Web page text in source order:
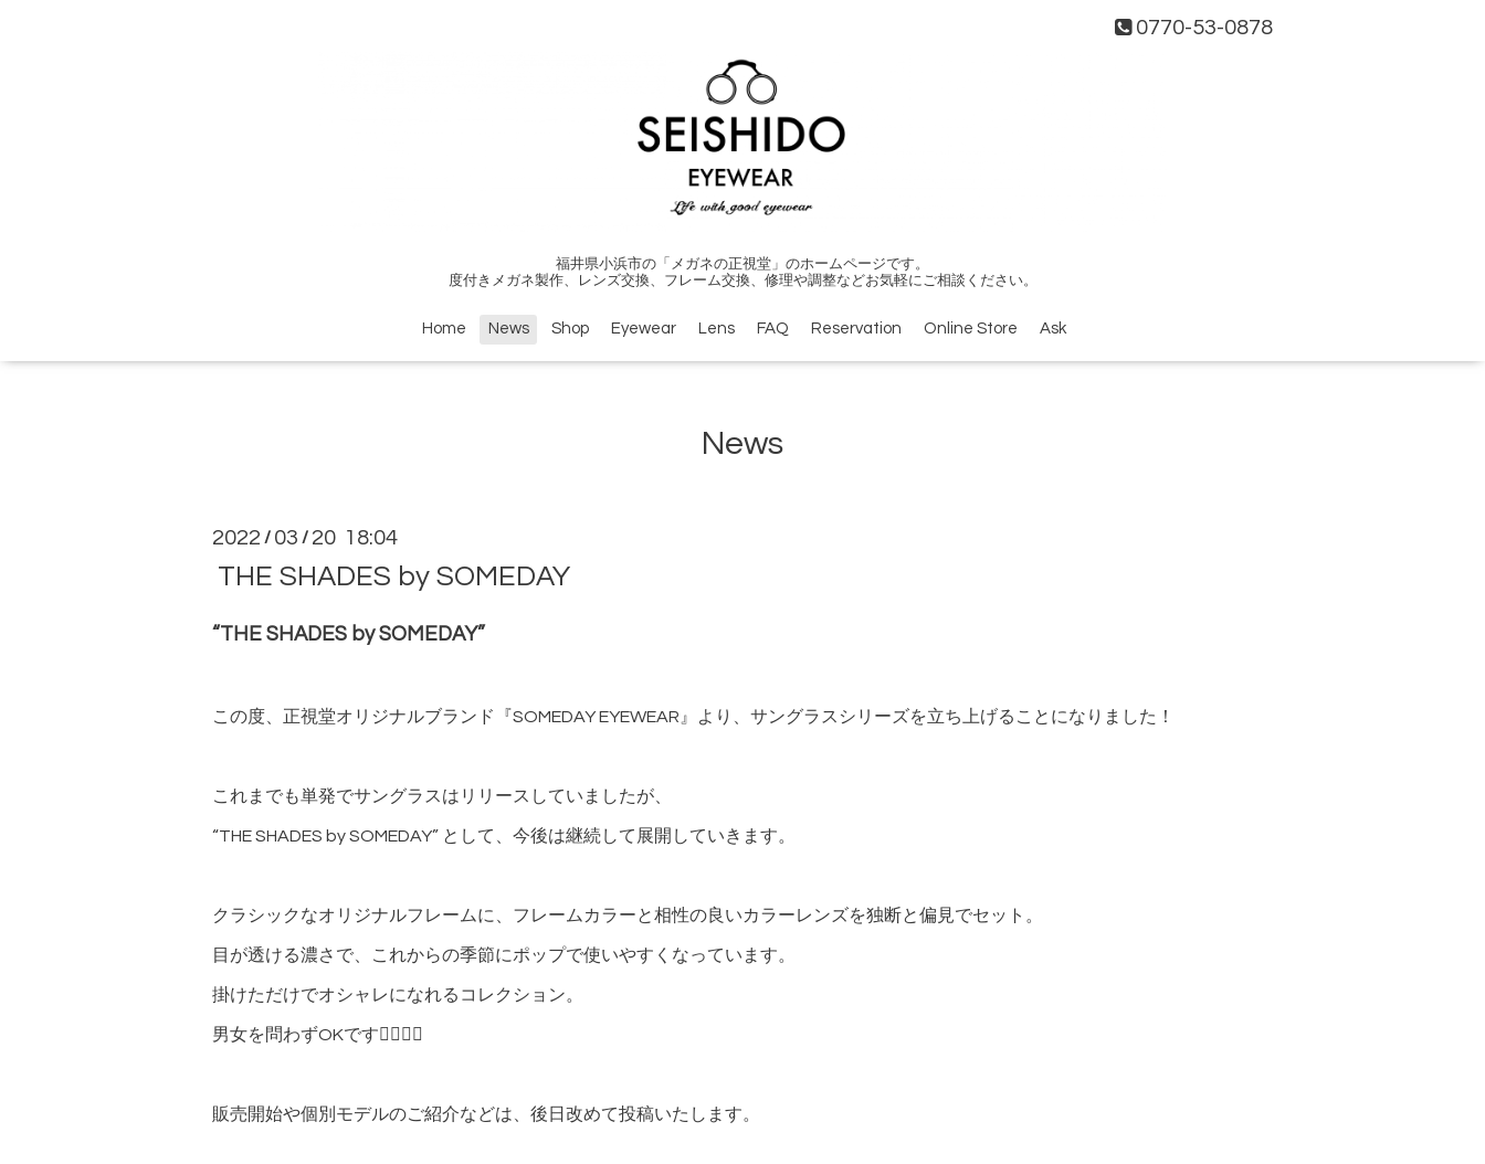
0770-53-0878
福井県小浜市の「メガネの正視堂」のホームページです。
度付きメガネ製作、レンズ交換、フレーム交換、修理や調整などお気軽にご相談ください。
Home News Shop Eyewear Lens FAQ Reservation Online Store Ask
News
2022 / 03 / 20 18:04
THE SHADES by SOMEDAY
“THE SHADES by SOMEDAY”
この度、正視堂オリジナルブランド『SOMEDAY EYEWEAR』より、サングラスシリーズを立ち上げることになりました！
これまでも単発でサングラスはリリースしていましたが、
“THE SHADES by SOMEDAY” として、今後は継続して展開していきます。
クラシックなオリジナルフレームに、フレームカラーと相性の良いカラーレンズを独断と偏見でセット。
目が透ける濃さで、これからの季節にポップで使いやすくなっています。
掛けただけでオシャレになれるコレクション。
男女を問わずOKです🙆‍♂️🙆‍♀️
販売開始や個別モデルのご紹介などは、後日改めて投稿いたします。